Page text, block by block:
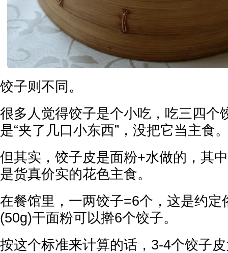
饺子则不同。
很多人觉得饺子是个小吃，吃三四个
是“夹了几口小东西”，没把它当主食
但其实，饺子皮是面粉+水做的，其
是货真价实的花色主食。
在餐馆里，一两饺子=6个，这是约定
(50g)干面粉可以擀6个饺子。
按这个标准来计算的话，3-4个饺子